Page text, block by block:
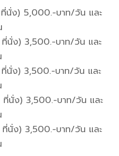
นั่ง) 5,000.-บาท/วัน และ
นั่ง) 3,500.-บาท/วัน และ
นั่ง) 3,500.-บาท/วัน และ
นั่ง) 3,500.-บาท/วัน และ
นั่ง) 3,500.-บาท/วัน และ